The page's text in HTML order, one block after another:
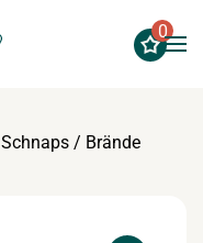
0
Schnaps / Brände